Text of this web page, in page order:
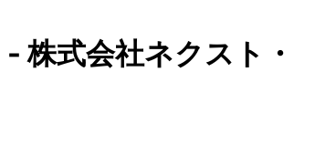
株式会社ネクスト・